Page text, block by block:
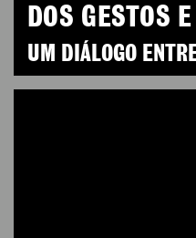
DOS GESTOS
UM DIÁLOGO